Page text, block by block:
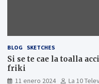
BLOG SKETCHES
Si se te cae la toalla
friki
11 enero 2024 La 10